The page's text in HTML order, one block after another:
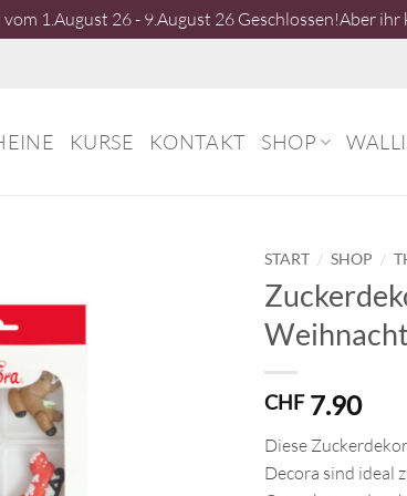
1.August 26 - 9.August 26 Geschlossen!Aber
KURSE KONTAKT SHOP
START / SHOP /
CHF7.90
Diese
Decora sind ideal